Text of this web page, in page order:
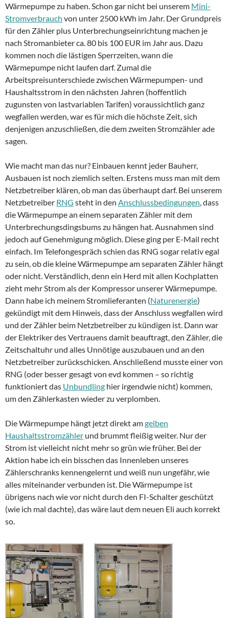
Wärmepumpe zu haben. Schon gar nicht bei unserem Mini-
Stromverbrauch von unter 2500 kWh im Jahr. Der Grundpreis
für den Zähler plus Unterbrechungseinrichtung machen je
nach Stromanbieter ca. 80 bis 100 EUR im Jahr aus. Dazu
kommen noch die lästigen Sperrzeiten, wann die
Wärmepumpe nicht laufen darf. Zumal die
Arbeitspreisunterschiede zwischen Wärmepumpen- und
Haushaltsstrom in den nächsten Jahren (hoffentlich
zugunsten von lastvariablen Tarifen) voraussichtlich ganz
wegfallen werden, war es für mich die höchste Zeit, sich
denjenigen anzuschließen, die dem zweiten Stromzähler ade
sagen.
Wie macht man das nur? Einbauen kennt jeder Bauherr,
Ausbauen ist noch ziemlich selten. Erstens muss man mit dem
Netzbetreiber klären, ob man das überhaupt darf. Bei unserem
Netzbetreiber RNG steht in den Anschlussbedingungen, dass
die Wärmepumpe an einem separaten Zähler mit dem
Unterbrechungsdingsbums zu hängen hat. Ausnahmen sind
jedoch auf Genehmigung möglich. Diese ging per E-Mail recht
einfach. Im Telefongespräch schien das RNG sogar relativ egal
zu sein, ob die kleine Wärmepumpe am separaten Zähler hängt
oder nicht. Verständlich, denn ein Herd mit allen Kochplatten
zieht mehr Strom als der Kompressor unserer Wärmepumpe.
Dann habe ich meinem Stromlieferanten (Naturenergie)
gekündigt mit dem Hinweis, dass der Anschluss wegfallen wird
und der Zähler beim Netzbetreiber zu kündigen ist. Dann war
der Elektriker des Vertrauens damit beauftragt, den Zähler, die
Zeitschaltuhr und alles Unnötige auszubauen und an den
Netzbetreiber zurückschicken. Anschließend musste einer von
RNG (oder besser gesagt von evd kommen – so richtig
funktioniert das Unbundling hier irgendwie nicht) kommen,
um den Zählerkasten wieder zu verplomben.
Die Wärmepumpe hängt jetzt direkt amgelben
Haushaltsstromzähler und brummt fleißig weiter. Nur der
Strom ist vielleicht nicht mehr so grün wie früher. Bei der
Aktion habe ich ein bisschen das Innenleben unseres
Zählerschranks kennengelernt und weiß nun ungefähr, wie
alles miteinander verbunden ist. Die Wärmepumpe ist
übrigens nach wie vor nicht durch den FI-Schalter geschützt
(wie ich mal dachte), das wäre laut dem neuen Eli auch korrekt
so.